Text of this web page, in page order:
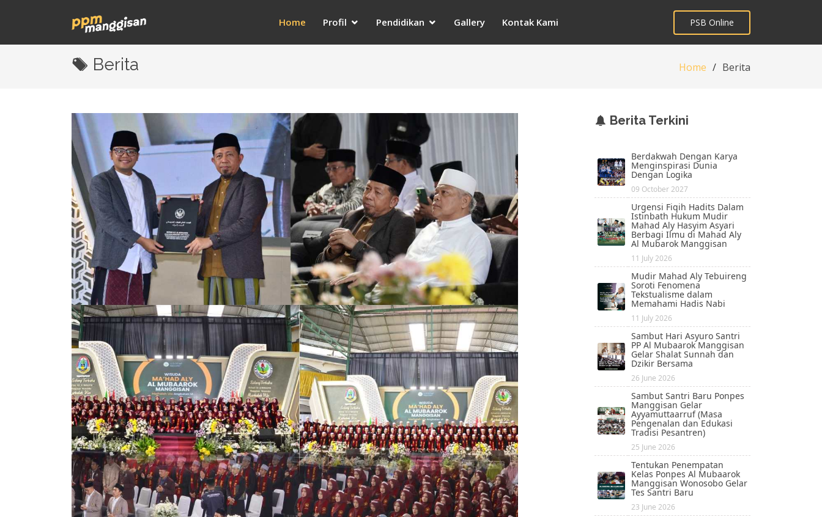
Home Profil Pendidikan Gallery Kontak Kami PSB Online
Berita Home Berita
Berita Terkini
Berdakwah Dengan Karya
Menginspirasi Dunia
Dengan Logika
09 October 2027
Urgensi Fiqih Hadits Dalam
Istinbath Hukum Mudir
Mahad Aly Hasyim Asyari
Berbagi Ilmu di Mahad Aly
Al Mubarok Manggisan
11 July 2026
Mudir Mahad Aly Tebuireng
Soroti Fenomena
Tekstualisme dalam
Memahami Hadis Nabi
11 July 2026
Sambut Hari Asyuro Santri
PP Al Mubaarok Manggisan
Gelar Shalat Sunnah dan
Dzikir Bersama
26 June 2026
Sambut Santri Baru Ponpes
Manggisan Gelar
Ayyamuttaarruf (Masa
Pengenalan dan Edukasi
Tradisi Pesantren)
25 June 2026
Tentukan Penempatan
Kelas Ponpes Al Mubaarok
Manggisan Wonosobo Gelar
Tes Santri Baru
23 June 2026